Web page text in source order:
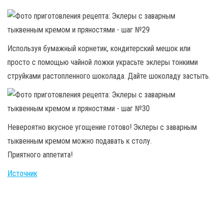
Используя бумажный корнетик, кондитерский мешок или
просто с помощью чайной ложки украсьте эклеры тонкими
струйками растопленного шоколада. Дайте шоколаду застыть.
Невероятно вкусное угощение готово! Эклеры с заварным
тыквенным кремом можно подавать к столу.
Приятного аппетита!
Источник